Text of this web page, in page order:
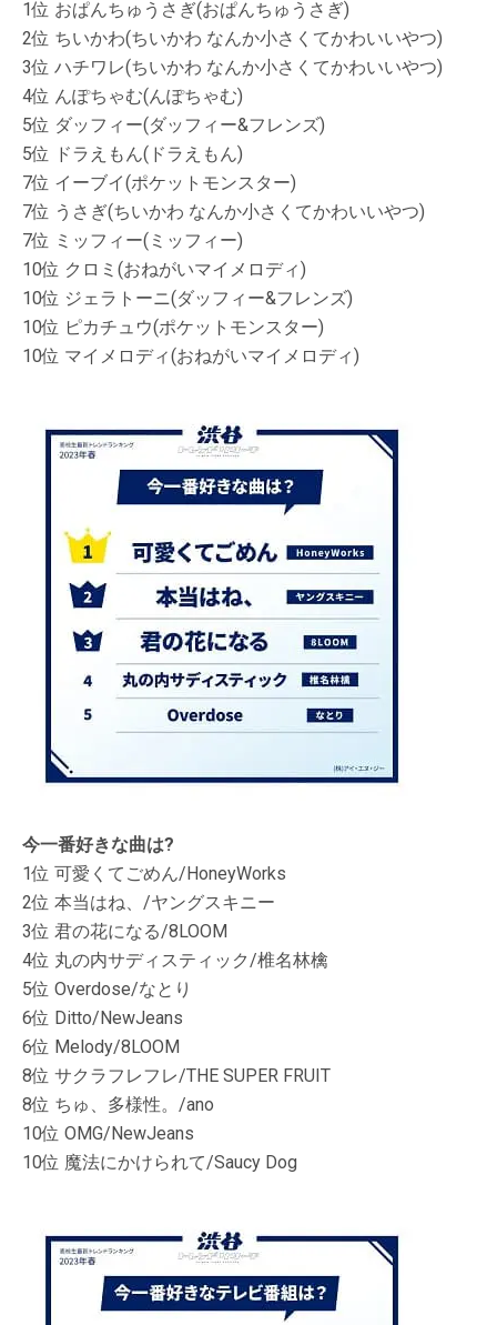
1位 おぱんちゅうさぎ(おぱんちゅうさぎ)
2位 ちいかわ(ちいかわ なんか小さくてかわいいやつ)
3位 ハチワレ(ちいかわ なんか小さくてかわいいやつ)
4位 んぽちゃむ(んぽちゃむ)
5位 ダッフィー(ダッフィー&フレンズ)
5位 ドラえもん(ドラえもん)
7位 イーブイ(ポケットモンスター)
7位 うさぎ(ちいかわ なんか小さくてかわいいやつ)
7位 ミッフィー(ミッフィー)
10位 クロミ(おねがいマイメロディ)
10位 ジェラトーニ(ダッフィー&フレンズ)
10位 ピカチュウ(ポケットモンスター)
10位 マイメロディ(おねがいマイメロディ)
今一番好きな曲は?
1位 可愛くてごめん/HoneyWorks
2位 本当はね、/ヤングスキニー
3位 君の花になる/8LOOM
4位 丸の内サディスティック/椎名林檎
5位 Overdose/なとり
6位 Ditto/NewJeans
6位 Melody/8LOOM
8位 サクラフレフレ/THE SUPER FRUIT
8位 ちゅ、多様性。/ano
10位 OMG/NewJeans
10位 魔法にかけられて/Saucy Dog